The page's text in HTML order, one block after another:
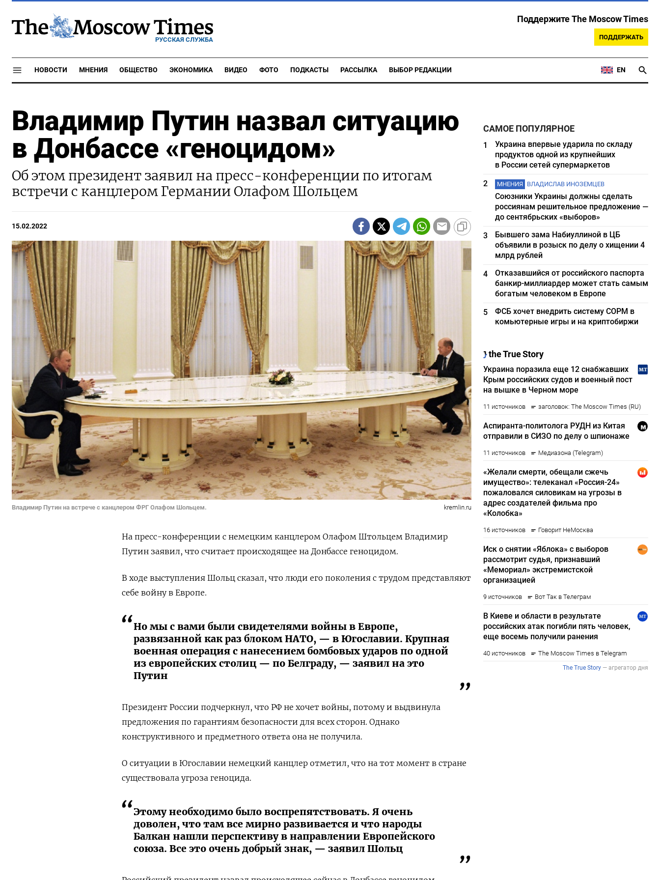
РУССКАЯ СЛУЖБА
Поддержите The Moscow Times
ПОДДЕРЖАТЬ
НОВОСТИ МНЕНИЯ ОБЩЕСТВО ЭКОНОМИКА ВИДЕО ФОТО ПОДКАСТЫ РАССЫЛКА ВЫБОР РЕДАКЦИИ EN
Владимир Путин назвал ситуацию
в Донбассе «геноцидом»
Об этом президент заявил на пресс-конференции по итогам
встречи с канцлером Германии Олафом Шольцем
15.02.2022
Владимир Путин на встрече с канцлером ФРГ Олафом Шольцем. kremlin.ru
На пресс-конференции с немецким канцлером Олафом Штольцем Владимир
Путин заявил, что считает происходящее на Донбассе геноцидом.
В ходе выступления Шольц сказал, что люди его поколения с трудом представляют
себе войну в Европе.
Но мы с вами были свидетелями войны в Европе,
развязанной как раз блоком НАТО, — в Югославии. Крупная
военная операция с нанесением бомбовых ударов по одной
из европейских столиц — по Белграду, — заявил на это
Путин
Президент России подчеркнул, что РФ не хочет войны, потому и выдвинула
предложения по гарантиям безопасности для всех сторон. Однако
конструктивного и предметного ответа она не получила.
О ситуации в Югославии немецкий канцлер отметил, что на тот момент в стране
существовала угроза геноцида.
Этому необходимо было воспрепятствовать. Я очень
доволен, что там все мирно развивается и что народы
Балкан нашли перспективу в направлении Европейского
союза. Все это очень добрый знак, — заявил Шольц
САМОЕ ПОПУЛЯРНОЕ
1
Украина впервые ударила по складу
продуктов одной из крупнейших
в России сетей супермаркетов
2
МНЕНИЯ ВЛАДИСЛАВ ИНОЗЕМЦЕВ
Союзники Украины должны сделать
россиянам решительное предложение —
до сентябрьских «выборов»
3
Бывшего зама Набиуллиной в ЦБ
объявили в розыск по делу о хищении 4
млрд рублей
4
Отказавшийся от российского паспорта
банкир-миллиардер может стать самым
богатым человеком в Европе
5
ФСБ хочет внедрить систему СОРМ в
комьютерные игры и на криптобиржи